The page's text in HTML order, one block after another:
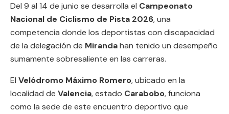
Del 9 al 14 de junio se desarrolla el Campeonato
Nacional de Ciclismo de Pista 2026, una
competencia donde los deportistas con discapacidad
de la delegación de Mirandahan tenido un desempeño
sumamente sobresaliente en las carreras.
El Velódromo Máximo Romero, ubicado en la
localidad de Valencia, estado Carabobo, funciona
como la sede de este encuentro deportivo que